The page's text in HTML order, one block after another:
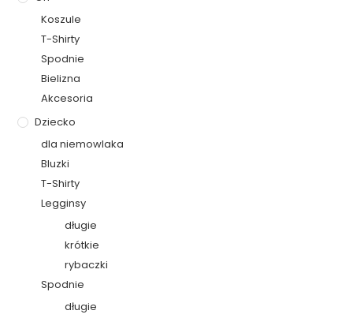
Koszule
T-Shirty
Spodnie
Bielizna
Akcesoria
Dziecko
dla niemowlaka
Bluzki
T-Shirty
Legginsy
długie
krótkie
rybaczki
Spodnie
długie